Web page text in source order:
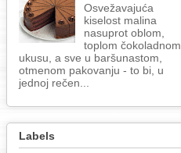
Osvežavajuća
kiselost malina
nasuprot oblom,
toplom čokoladnom
ukusu, a sve u baršunastom,
otmenom pakovanju - to bi, u
jednoj rečen...
Labels